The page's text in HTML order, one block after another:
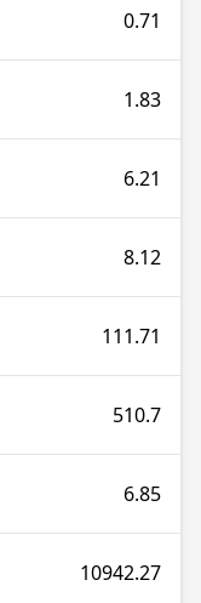
0.71
1.83
6.21
8.12
111.71
510.7
6.85
10942.27